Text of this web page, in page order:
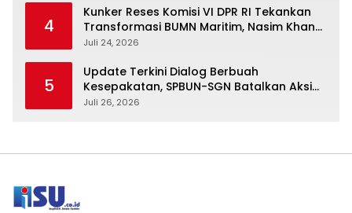
4
Kunker Reses Komisi VI DPR RI Tekankan
Transformasi BUMN Maritim, Nasim Khan
Kawal Penguatan Sektor Laut
Juli 24, 2026
5
Update Terkini Dialog Berbuah
Kesepakatan, SPBUN-SGN Batalkan Aksi
Nasional Setelah Holding Penuhi Sejumlah
Juli 26, 2026